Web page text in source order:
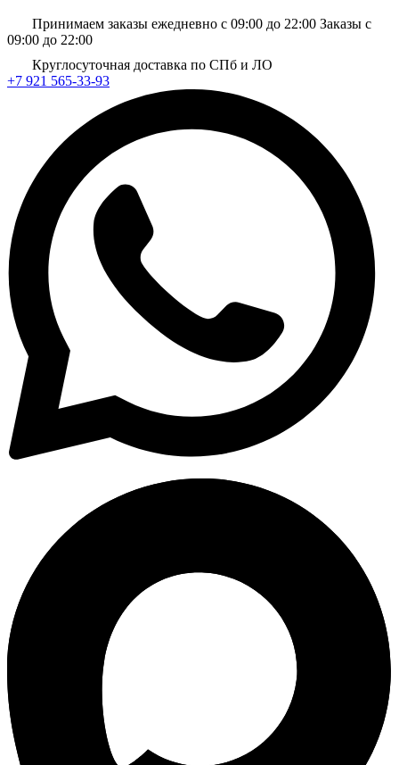
Принимаем заказы ежедневно с 09:00 до 22:00 Заказы с
09:00 до 22:00
Круглосуточная доставка по СПб и ЛО
+7 921 565-33-93